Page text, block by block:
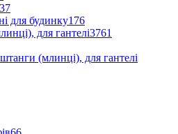
37
для будинку176
для гантелі3761
(млинці), для гантелі